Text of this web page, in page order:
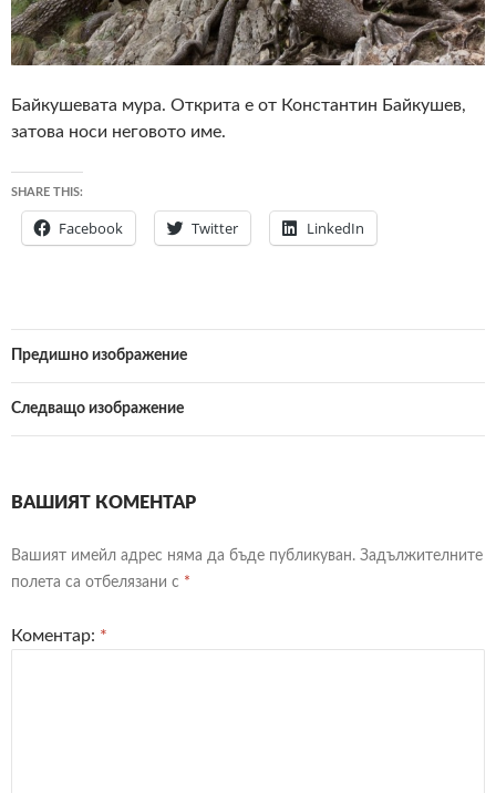
Байкушевата мура. Открита е от Константин Байкушев,
затова носи неговото име.
SHARE THIS:
Facebook Twitter LinkedIn
Предишно изображение
Следващо изображение
ВАШИЯТ КОМЕНТАР
Вашият имейл адрес няма да бъде публикуван. Задължителните
полета са отбелязани с *
Коментар: *